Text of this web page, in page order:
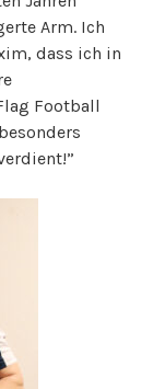
Arm. Ich
dass ich in
Football